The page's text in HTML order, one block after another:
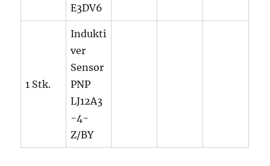
E3DV6
1 Stk.
Indukti
ver
Sensor
PNP
LJ12A3
-4-
Z/BY